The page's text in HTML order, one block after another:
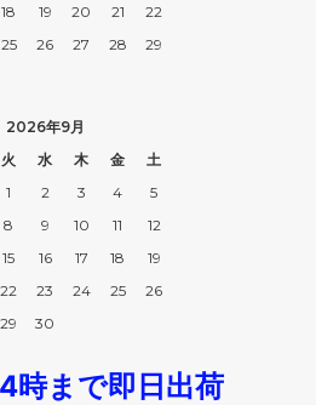
18 19 20 21
22
25 26 27 28
29
2026年9月
火 水 木 金
土
1
2 3 4
5
8 9 10 11
12
15 16 17 18
19
22 23 24 25
26
29 30
時まで即日出荷